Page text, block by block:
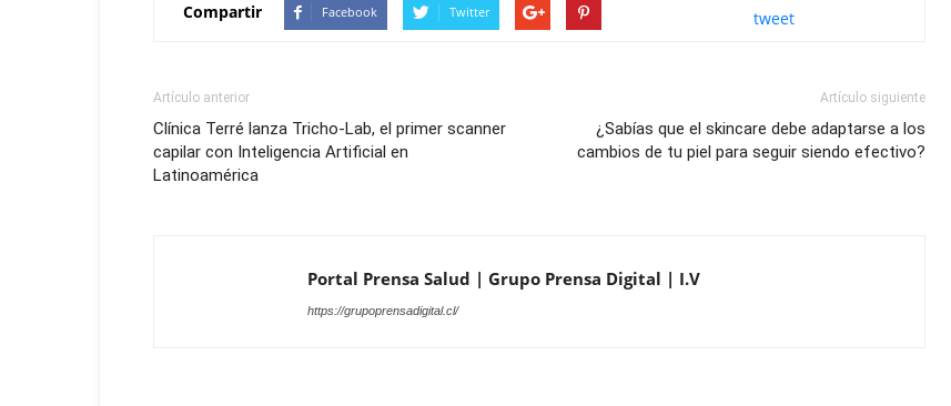
Compartir Facebook Twitter tweet
Artículo anterior
Clínica Terré lanza Tricho-Lab, el primer scanner
capilar con Inteligencia Artificial en
Latinoamérica
Artículo siguiente
¿Sabías que el skincare debe adaptarse a los
cambios de tu piel para seguir siendo efectivo?
Portal Prensa Salud | Grupo Prensa Digital | I.V
https://grupoprensadigital.cl/